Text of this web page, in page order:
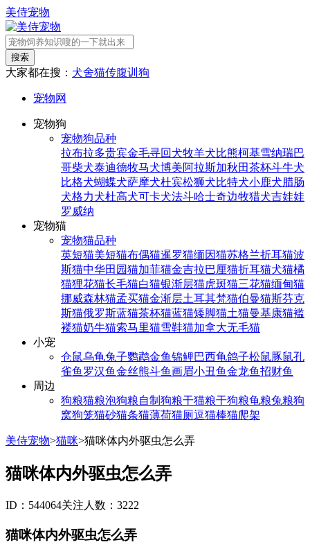
美侍宠物
搜索
大家都在搜： 犬舍猫传腹训狗
宠物网
宠物狗
宠物狗品种
拉布拉多贵宾金毛寻回犬牧羊犬比熊柯基雪纳瑞巴
哥柴犬泰迪德牧马犬博美阿拉斯加秋田茶杯斗牛犬
比格犬蝴蝶犬萨摩犬杜宾松狮犬比特犬小鹿犬腊肠
犬格力犬杜高犬可卡犬法斗哈士奇边牧猎犬吉娃娃
罗威纳
宠物猫
宠物猫品种
英短猫美短猫布偶猫暹罗猫缅因猫苏格兰折耳猫波
斯猫中华田园猫加菲猫金吉拉巴厘猫折耳猫犬猫橘
猫狸花猫长毛猫白猫银渐层猫虎斑猫三花猫缅甸猫
挪威森林猫孟买猫金渐层土耳其梵猫伯曼猫斯芬克
斯猫俄罗斯蓝猫茶杯猫蓝猫矮脚猫土猫曼基康猫褴
褛猫奶牛猫索马里猫雪鞋猫加拿大无毛猫
小宠
仓鼠乌龟兔子鹦鹉金鱼锦鲤巴西龟鸽子松鼠豚鼠孔
雀鱼 罗汉鱼金丝熊斗鱼画眉小丑鱼金龙鱼招财鱼
周边
狗粮猫粮泡狗粮自制狗粮干猫粮干狗粮龟粮兔粮狗
窝狗笼猫砂猫条猫薄荷猫厕逗猫棒猫爬架
美侍宠物>猫咪>猫咪体内外驱虫怎么弄
猫咪体内外驱虫怎么弄
ID：544064关注人数：3222
猫咪体内外驱虫怎么弄